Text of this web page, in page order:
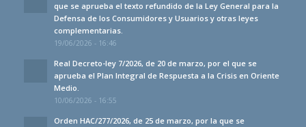
que se aprueba el texto refundido de la Ley General para la
Defensa de los Consumidores y Usuarios y otras leyes
complementarias.
19/06/2026 - 16:46
Real Decreto-ley 7/2026, de 20 de marzo, por el que se
aprueba el Plan Integral de Respuesta a la Crisis en Oriente
Medio.
10/06/2026 - 16:55
Orden HAC/277/2026, de 25 de marzo, por la que se